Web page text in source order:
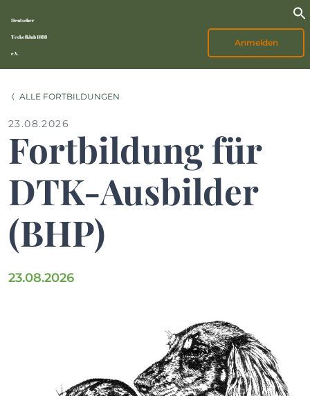
Deutscher
Teckelklub 1888
e.V.
Anmelden
ALLE FORTBILDUNGEN
23.08.2026
Fortbildung für
DTK-Ausbilder
(BHP)
23.08.2026